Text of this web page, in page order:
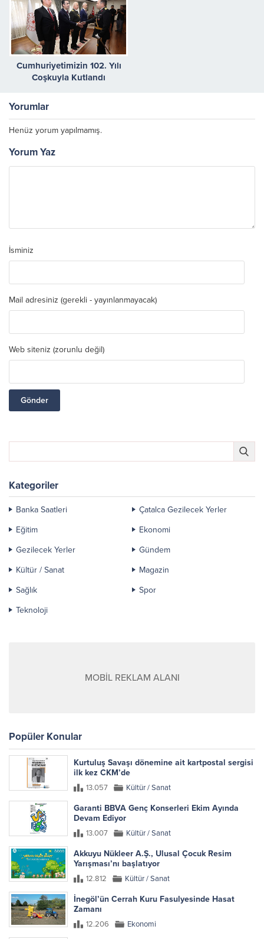
Cumhuriyetimizin 102. Yılı
Coşkuyla Kutlandı
Yorumlar
Henüz yorum yapılmamış.
Yorum Yaz
İsminiz
Mail adresiniz (gerekli - yayınlanmayacak)
Web siteniz (zorunlu değil)
Kategoriler
Banka Saatleri
Çatalca Gezilecek Yerler
Eğitim
Ekonomi
Gezilecek Yerler
Gündem
Kültür / Sanat
Magazin
Sağlık
Spor
Teknoloji
MOBİL REKLAM ALANI
Popüler Konular
Kurtuluş Savaşı dönemine ait kartpostal sergisi
ilk kez CKM’de
13.057 Kültür / Sanat
Garanti BBVA Genç Konserleri Ekim Ayında
Devam Ediyor
13.007 Kültür / Sanat
Akkuyu Nükleer A.Ş., Ulusal Çocuk Resim
Yarışması’nı başlatıyor
12.812 Kültür / Sanat
İnegöl’ün Cerrah Kuru Fasulyesinde Hasat
Zamanı
12.206 Ekonomi